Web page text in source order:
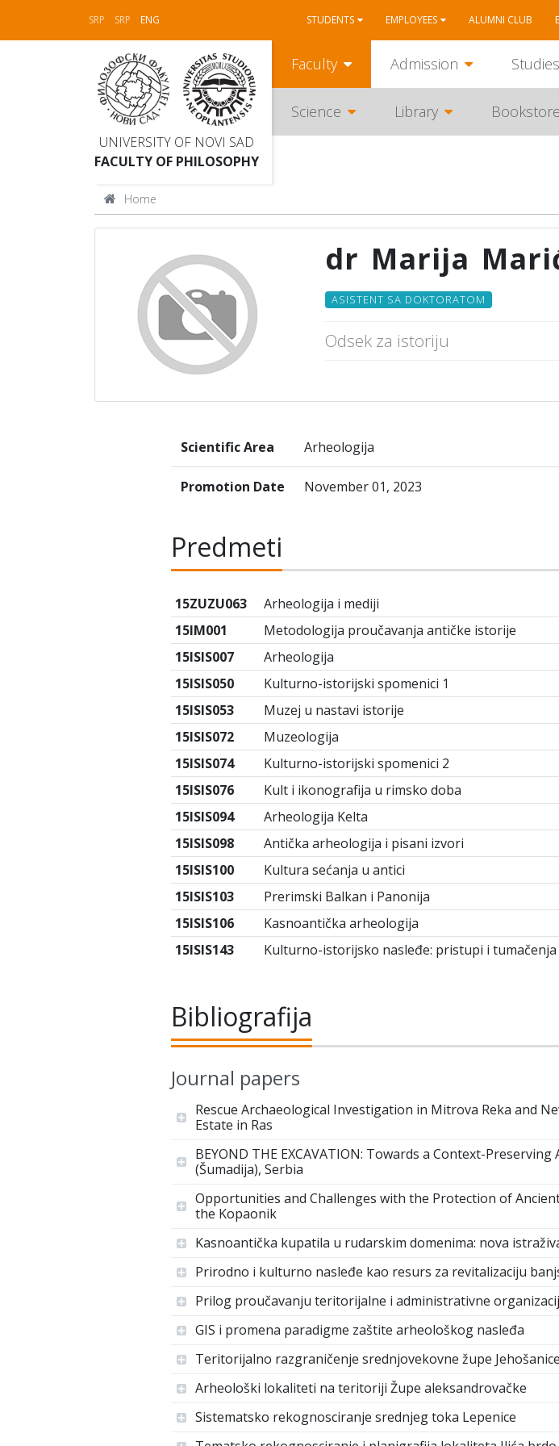
SRP SRP ENG STUDENTS EMPLOYEES ALUMNI CLUB
UNIVERSITY OF NOVI SAD
FACULTY OF PHILOSOPHY
Faculty Admission Studies
Science Library Bookstore
Home
dr Marija
ASISTENT SA DOKTORATOM
Odsek za istoriju
Scientific Area Arheologija
Promotion Date November 01, 2023
Predmeti
15ZUZU063
Arheologija i mediji
15IM001
Metodologija proučavanja antičke istorije
15ISIS007
Arheologija
15ISIS050
Kulturno-istorijski spomenici 1
15ISIS053
Muzej u nastavi istorije
15ISIS072
Muzeologija
15ISIS074
Kulturno-istorijski spomenici 2
15ISIS076
Kult i ikonografija u rimsko doba
15ISIS094
Arheologija Kelta
15ISIS098
Antička arheologija i pisani izvori
15ISIS100
Kultura sećanja u antici
15ISIS103
Prerimski Balkan i Panonija
15ISIS106
Kasnoantička arheologija
15ISIS143
Kulturno-istorijsko nasleđe: pristupi i tumačenja
Bibliografija
Journal papers
Rescue Archaeological Investigation in Mitrova Reka and
Estate in Ras
BEYOND THE EXCAVATION: Towards a Context-
(Šumadija), Serbia
Opportunities and Challenges with the Protection of
the Kopaonik
Kasnoantička kupatila u rudarskim domenima: nova
Prirodno i kulturno nasleđe kao resurs za revitalizaciju
Prilog proučavanju teritorijalne i administrativne
GIS i promena paradigme zaštite arheološkog nasleđa
Teritorijalno razgraničenje srednjovekovne župe Jehošanice
Arheološki lokaliteti na teritoriji Župe aleksandrovačke
Sistematsko rekognosciranje srednjeg toka Lepenice